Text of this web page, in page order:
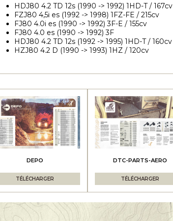
HDJ80 4.2 TD 12s (1990 -> 1992) 1HD-T / 167cv
FZJ80 4,5i es (1992 -> 1998) 1FZ-FE / 215cv
FJ80 4.0i es (1990 -> 1992) 3F-E / 155cv
FJ80 4.0 es (1990 -> 1992) 3F
HDJ80 4.2 TD 12s (1992 -> 1995) 1HD-T / 160cv
HZJ80 4.2 D (1990 -> 1993) 1HZ / 120cv
DEPO
TÉLÉCHARGER
DTC-PARTS-AERO
TÉLÉCHARGER